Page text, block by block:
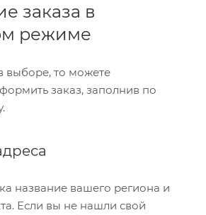
заказа в
режиме
выборе, то можете
заказ, заполнив по
название вашего региона и
Если вы не нашли свой